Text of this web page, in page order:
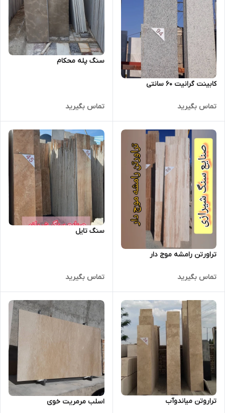
کابینت گرانیت ۶۰ سانتی
تماس بگیرید
سنگ پله محکام
تماس بگیرید
تراورتن رامشه موج دار
تماس بگیرید
سنگ تایل
تماس بگیرید
تراروتن میاندوآب اسلب مرمریت خوی